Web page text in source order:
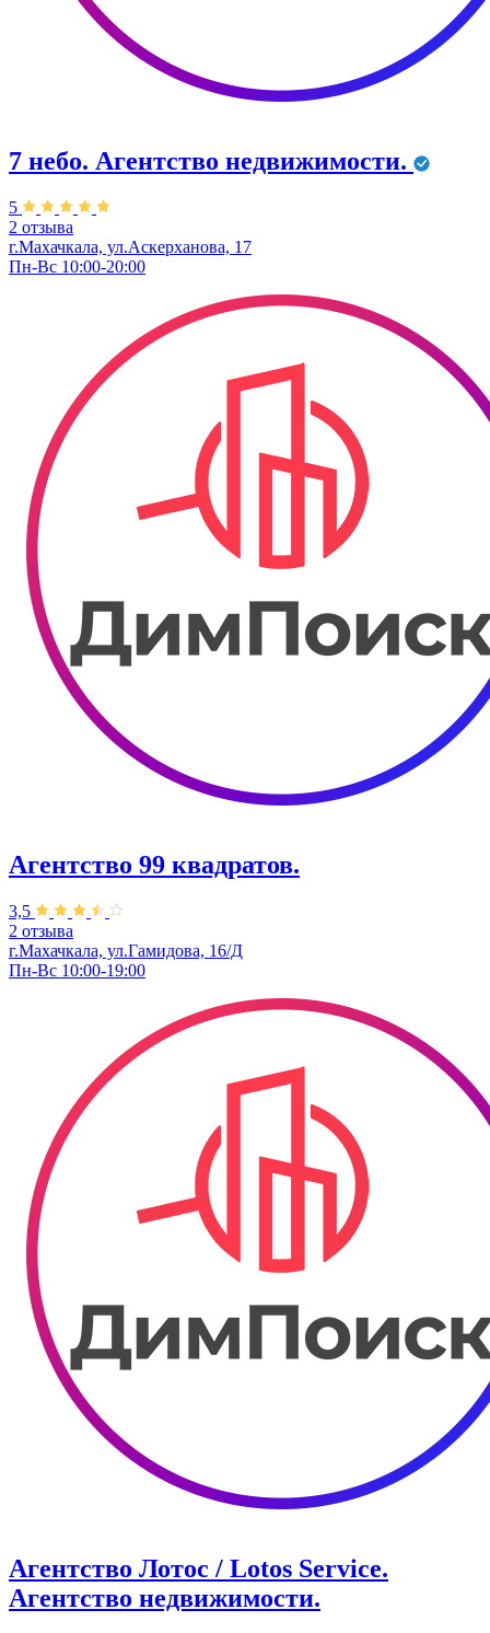
7 небо. Агентство недвижимости.
5
2 отзыва
г.Махачкала, ул.Аскерханова, 17
Пн-Вс 10:00-20:00
Агентство 99 квадратов.
3,5
2 отзыва
г.Махачкала, ул.Гамидова, 16/Д
Пн-Вс 10:00-19:00
Агентство Лотос / Lotos Service.
Агентство недвижимости.